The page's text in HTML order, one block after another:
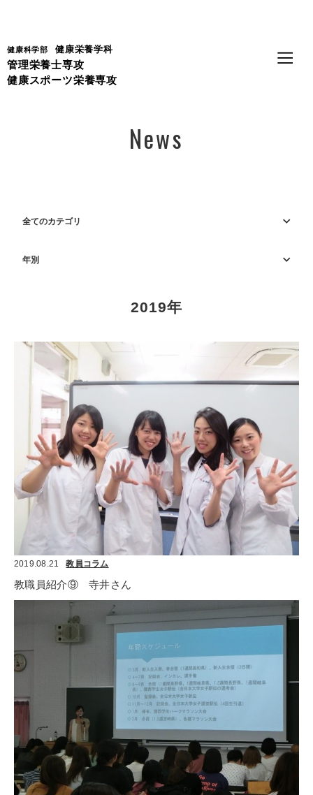
健康科学部 健康栄養学科
管理栄養士専攻
健康スポーツ栄養専攻
News
全てのカテゴリ
年別
2019年
2019.08.21 教員コラム
教職員紹介⑨　寺井さん